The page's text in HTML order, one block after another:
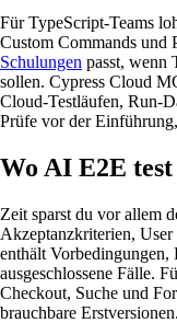
Für TypeScript-Teams
Custom Commands und
Schulungen passt, wenn
sollen. Cypress Cloud
Cloud-Testläufen, Run-
Prüfe vor der
Wo AI E2E
Zeit sparst du vor allem
Akzeptanzkriterien,
enthält Vorbedingungen,
ausgeschlossene Fälle.
Checkout, Suche und
brauchbare Erstversionen.